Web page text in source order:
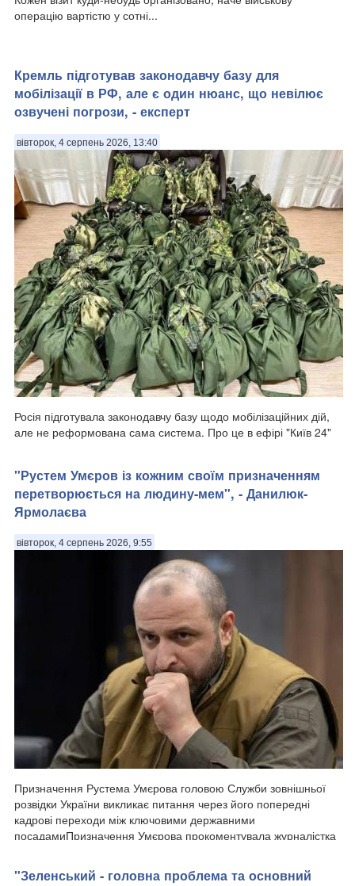
операцію вартістю у сотні...
Кремль підготував законодавчу базу для
мобілізації в РФ, але є один нюанс, що невілює
озвучені погрози, - експерт
вівторок, 4 серпень 2026, 13:40
Росія підготувала законодавчу базу щодо мобілізаційних дій,
але не реформована сама система. Про це в ефірі "Київ 24"
Відповідаючи на за...
"Рустем Умєров із кожним своїм призначенням
перетворюється на людину-мем", - Данилюк-
Ярмолаєва
вівторок, 4 серпень 2026, 9:55
Призначення Рустема Умєрова головою Служби зовнішньої
розвідки України викликає питання через його попередні
кадрові переходи між ключовими державними
посадамиПризначення Умєрова прокоментувала журналістка
"Зеленський - головна проблема та основний